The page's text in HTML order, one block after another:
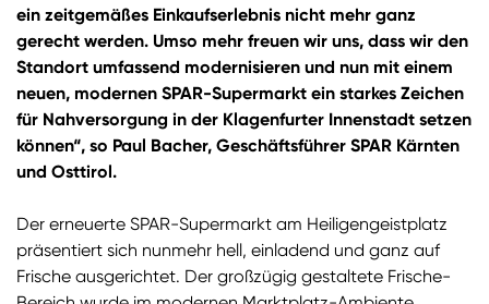
ein zeitgemäßes Einkaufserlebnis nicht mehr ganz
gerecht werden. Umso mehr freuen wir uns, dass wir den
Standort umfassend modernisieren und nun mit einem
neuen, modernen SPAR-Supermarkt ein starkes Zeichen
für Nahversorgung in der Klagenfurter Innenstadt setzen
können“, so Paul Bacher, Geschäftsführer SPAR Kärnten
und Osttirol.
Der erneuerte SPAR-Supermarkt am Heiligengeistplatz
präsentiert sich nunmehr hell, einladend und ganz auf
Frische ausgerichtet. Der großzügig gestaltete Frische-